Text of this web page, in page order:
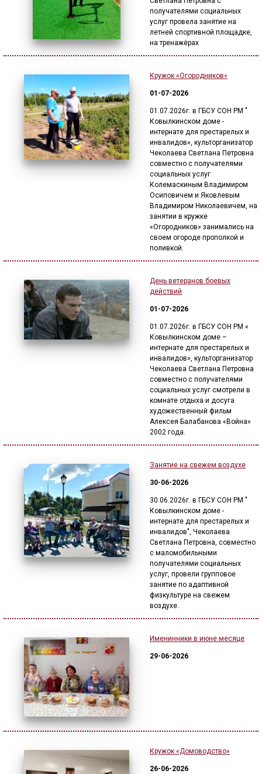
получателями социальных
услуг провела занятие на
летней спортивной площадке,
на тренажёрах
Кружок «Огородников»
01-07-2026
01.07.2026г. в ГБСУ СОН РМ "
Ковылкинском доме -
интернате для престарелых и
инвалидов», культорганизатор
Чеколаева Светлана Петровна
совместно с получателями
социальных услуг
Колемаскиным Владимиром
Осиповичем и Яковлевым
Владимиром Николаевичем, на
занятии в кружке
«Огородников» занимались на
своем огороде прополкой и
поливкой.
День ветеранов боевых
действий
01-07-2026
01.07.2026г. в ГБСУ СОН РМ «
Ковылкинском доме –
интернате для престарелых и
инвалидов», культорганизатор
Чеколаева Светлана Петровна
совместно с получателями
социальных услуг смотрели в
комнате отдыха и досуга
художественный фильм
Алексея Балабанова «Война»
2002 года.
Занятие на свежем воздухе
30-06-2026
30.06.2026г. в ГБСУ СОН РМ "
Ковылкинском доме -
интернате для престарелых и
инвалидов", Чеколаева
Светлана Петровна, совместно
с маломобильными
получателями социальных
услуг, провели групповое
занятие по адаптивной
физкультуре на свежем
воздухе.
Именинники в июне месяце
29-06-2026
Кружок «Домоводство»
26-06-2026